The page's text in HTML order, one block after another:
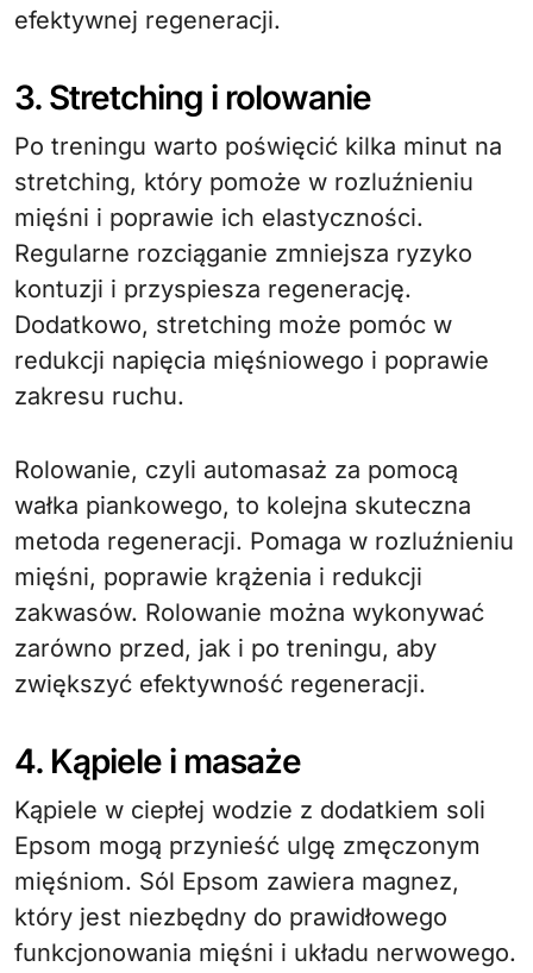
efektywnej regeneracji.
3. Stretching i rolowanie
Po treningu warto poświęcić kilka minut na
stretching, który pomoże w rozluźnieniu
mięśni i poprawie ich elastyczności.
Regularne rozciąganie zmniejsza ryzyko
kontuzji i przyspiesza regenerację.
Dodatkowo, stretching może pomóc w
redukcji napięcia mięśniowego i poprawie
zakresu ruchu.
Rolowanie, czyli automasaż za pomocą
wałka piankowego, to kolejna skuteczna
metoda regeneracji. Pomaga w rozluźnieniu
mięśni, poprawie krążenia i redukcji
zakwasów. Rolowanie można wykonywać
zarówno przed, jak i po treningu, aby
zwiększyć efektywność regeneracji.
4. Kąpiele i masaże
Kąpiele w ciepłej wodzie z dodatkiem soli
Epsom mogą przynieść ulgę zmęczonym
mięśniom. Sól Epsom zawiera magnez,
który jest niezbędny do prawidłowego
funkcjonowania mięśni i układu nerwowego.